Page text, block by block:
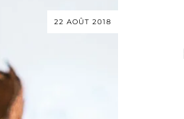
22 AOÛT 2018